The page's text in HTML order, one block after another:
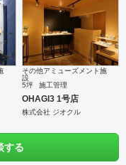
その他アミューズメント施
設
5坪
施工管理
OHAGI3 1号店
株式会社 ジオクル
する